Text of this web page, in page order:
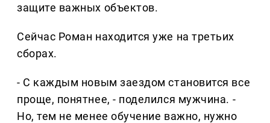
защите важных объектов.
Сейчас Роман находится уже на третьих
сборах.
- С каждым новым заездом становится все
проще, понятнее, - поделился мужчина. -
Но, тем не менее обучение важно, нужно